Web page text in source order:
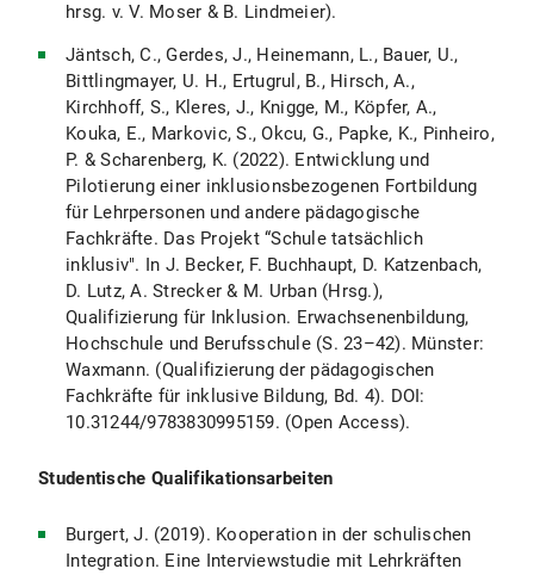
hrsg. v. V. Moser & B. Lindmeier).
Jäntsch, C., Gerdes, J., Heinemann, L., Bauer, U.,
Bittlingmayer, U. H., Ertugrul, B., Hirsch, A.,
Kirchhoff, S., Kleres, J., Knigge, M., Köpfer, A.,
Kouka, E., Markovic, S., Okcu, G., Papke, K., Pinheiro,
P. & Scharenberg, K. (2022). Entwicklung und
Pilotierung einer inklusionsbezogenen Fortbildung
für Lehrpersonen und andere pädagogische
Fachkräfte. Das Projekt “Schule tatsächlich
inklusiv". In J. Becker, F. Buchhaupt, D. Katzenbach,
D. Lutz, A. Strecker & M. Urban (Hrsg.),
Qualifizierung für Inklusion. Erwachsenenbildung,
Hochschule und Berufsschule (S. 23–42). Münster:
Waxmann. (Qualifizierung der pädagogischen
Fachkräfte für inklusive Bildung, Bd. 4). DOI:
10.31244/9783830995159. (Open Access).
Studentische Qualifikationsarbeiten
Burgert, J. (2019). Kooperation in der schulischen
Integration. Eine Interviewstudie mit Lehrkräften